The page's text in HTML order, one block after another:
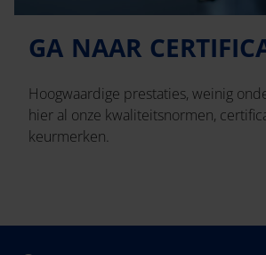
GA NAAR
Hoogwaardige prestaties, weinig
hier al onze kwaliteitsnormen,
keurmerken.